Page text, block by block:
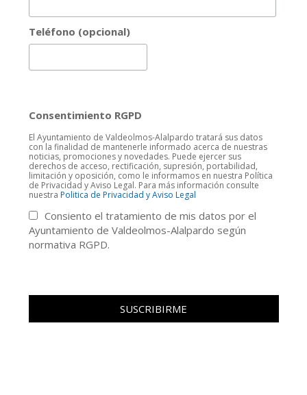
Teléfono (opcional)
Consentimiento RGPD
El Ayuntamiento de Valdeolmos-Alalpardo tratará sus datos
con la finalidad de mantenerle informado acerca de nuestras
noticias, promociones y novedades. Puede ejercer sus
derechos de acceso, rectificación, supresión, portabilidad,
limitación y oposición, como le informamos en nuestra Política
de Privacidad y Aviso Legal. Para más información consulte
nuestra Politica de Privacidad y Aviso Legal
Consiento el tratamiento de mis datos por el
Ayuntamiento de Valdeolmos-Alalpardo según
normativa RGPD.